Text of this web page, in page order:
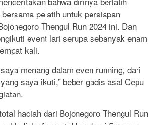
pelatih untuk persiapan
Thengul Run 2024 ini. Dan
event lari serupa sebanyak enam
kali.
menang dalam even running, dari
saya ikuti,” beber gadis asal Cepu
hadiah dari Bojonegoro Thengul Run